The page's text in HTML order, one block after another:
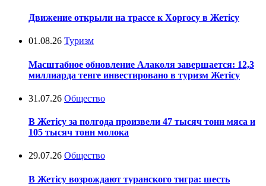
Движение открыли на трассе к Хоргосу в Жетісу
01.08.26 Туризм
Масштабное обновление Алаколя завершается: 12,3
миллиарда тенге инвестировано в туризм Жетісу
31.07.26 Общество
В Жетісу за полгода произвели 47 тысяч тонн мяса и
105 тысяч тонн молока
29.07.26 Общество
В Жетісу возрождают туранского тигра: шесть